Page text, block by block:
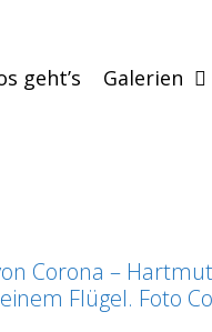
geht’s Galerien
Corona –
Flügel. Foto